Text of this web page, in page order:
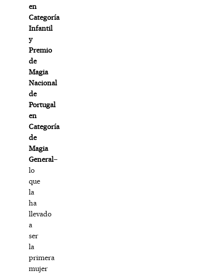
en
Categoría
Infantil
y
Premio
de
Magia
Nacional
de
Portugal
en
Categoría
de
Magia
General–
lo
que
la
ha
llevado
a
ser
la
primera
mujer